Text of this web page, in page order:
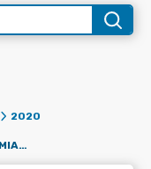
2020
OR.0050.329.2020_IMI W SPRAWIE ZMIAN W PLANIE FINANSOWYM URZĘDU MIASTA ŻORY NA 2020R.